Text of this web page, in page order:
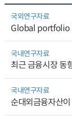
국외연구자료
Global portfolio
국내연구자료
최근 금융시장 동
국내연구자료
순대외금융자산